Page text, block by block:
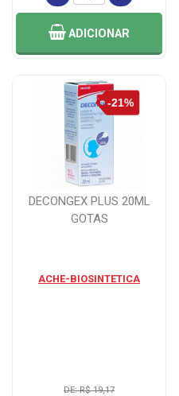
ADICIONAR
DECONGEX PLUS 20ML
GOTAS
ACHE-BIOSINTETICA
DE: R$ 19,17